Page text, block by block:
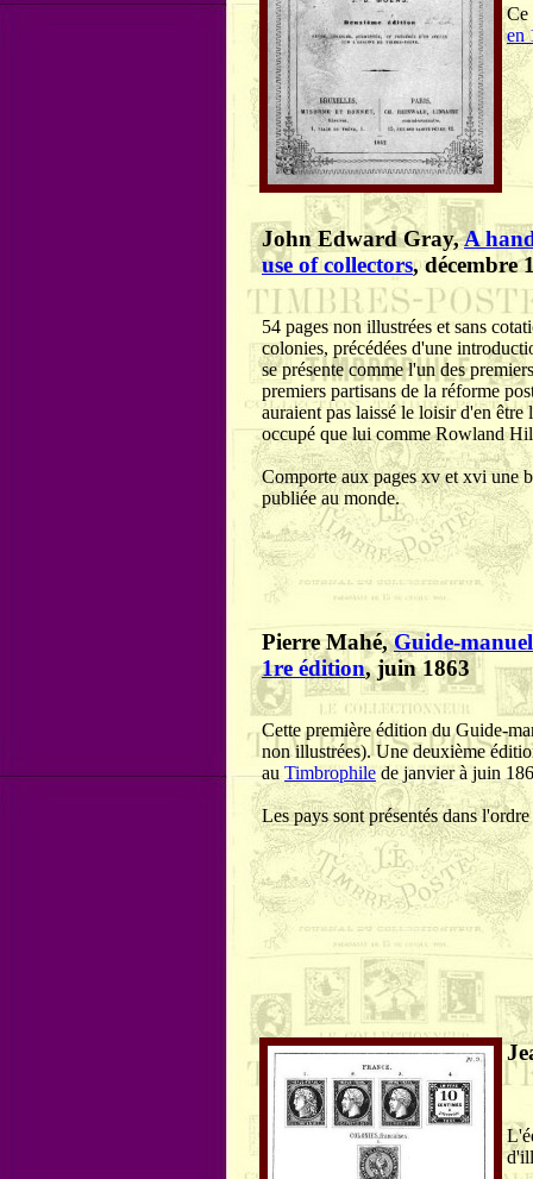
Ce
en
John Edward Gray,A
use of collectors, décembre
54 pages non illustrées et sans
colonies, précédées d'une
se présente comme l'un des
premiers partisans de la réforme
auraient pas laissé le loisir d'en
occupé que lui comme Rowland
Comporte aux pages xv et xvi une
publiée au monde.
Pierre Mahé,Guide-
1re édition, juin 1863
Cette première édition du Guide-
non illustrées). Une deuxième
au Timbrophilede janvier à juin
Les pays sont présentés dans